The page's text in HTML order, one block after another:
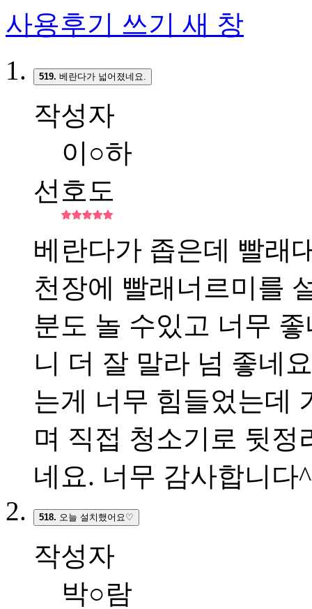
사용후기 쓰기 새 창
519. 베란다가 넓어졌네요.
작성자
이○하
선호도
베란다가 좁은데 빨래
천장에 빨래너르미를
분도 놀 수있고 너무
니 더 잘 말라 넘 좋네
는게 너무 힘들었는데
며 직접 청소기로 뒷정
네요. 너무 감사합니다
518. 오늘 설치했어요♡
작성자
박○람